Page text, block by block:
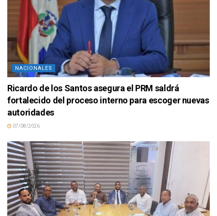
NACIONALES
Ricardo de los Santos asegura el PRM saldrá
fortalecido del proceso interno para escoger nuevas
autoridades
07/08/2026